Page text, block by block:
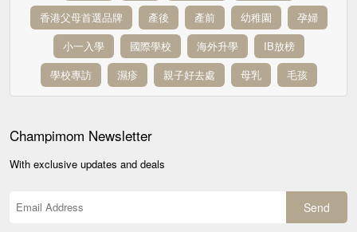
香港父母首選品牌
產後 產前 幼稚園
孕婦
小一入學
國際學校 海外升學
IB放榜
學校專訪
濕疹 親子好去處 母乳 毛孩
Champimom Newsletter
With exclusive updates and deals
Send